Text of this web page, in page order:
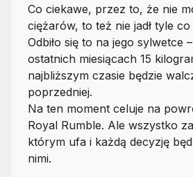
Co ciekawe, przez to, że nie
ciężarów, to też nie jadł tyle
Odbiło się to na jego sylwetce
ostatnich miesiącach 15
najbliższym czasie będzie
poprzedniej.
Na ten moment celuje na
Royal Rumble. Ale wszystko
którym ufa i każdą decyzję
nimi.